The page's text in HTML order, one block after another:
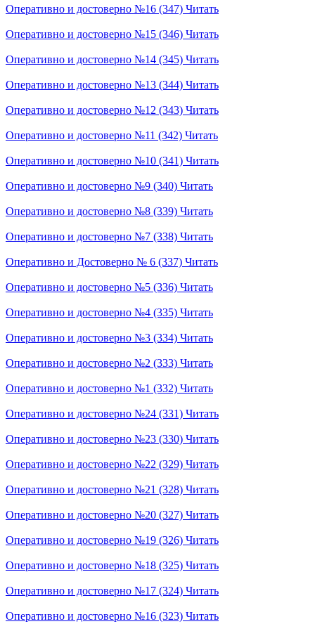
Оперативно и достоверно №16 (347) Читать
Оперативно и достоверно №15 (346) Читать
Оперативно и достоверно №14 (345) Читать
Оперативно и достоверно №13 (344) Читать
Оперативно и достоверно №12 (343) Читать
Оперативно и достоверно №11 (342) Читать
Оперативно и достоверно №10 (341) Читать
Оперативно и достоверно №9 (340) Читать
Оперативно и достоверно №8 (339) Читать
Оперативно и достоверно №7 (338) Читать
Оперативно и Достоверно № 6 (337) Читать
Оперативно и достоверно №5 (336) Читать
Оперативно и достоверно №4 (335) Читать
Оперативно и достоверно №3 (334) Читать
Оперативно и достоверно №2 (333) Читать
Оперативно и достоверно №1 (332) Читать
Оперативно и достоверно №24 (331) Читать
Оперативно и достоверно №23 (330) Читать
Оперативно и достоверно №22 (329) Читать
Оперативно и достоверно №21 (328) Читать
Оперативно и достоверно №20 (327) Читать
Оперативно и достоверно №19 (326) Читать
Оперативно и достоверно №18 (325) Читать
Оперативно и достоверно №17 (324) Читать
Оперативно и достоверно №16 (323) Читать